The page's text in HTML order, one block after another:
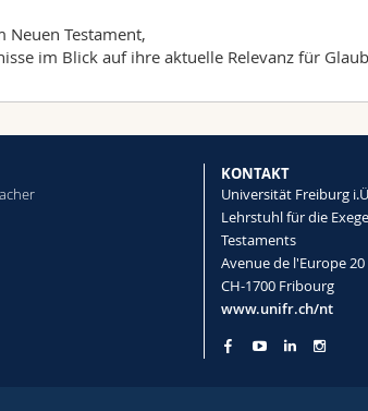
Neuen Testament,
im Blick auf ihre aktuelle Relevanz für
KONTAKT
Universität Freiburg
Lehrstuhl für die
Testaments
Avenue de l'Europe 20
CH-1700 Fribourg
www.unifr.ch/nt